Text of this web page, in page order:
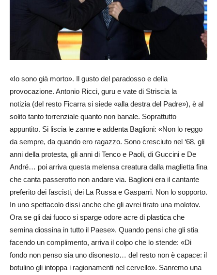
«Io sono già morto». Il gusto del paradosso e della
provocazione. Antonio Ricci, guru e vate di Striscia la
notizia (del resto Ficarra si siede «alla destra del Padre»), è al
solito tanto torrenziale quanto non banale. Soprattutto
appuntito. Si liscia le zanne e addenta Baglioni: «Non lo reggo
da sempre, da quando ero ragazzo. Sono cresciuto nel ‘68, gli
anni della protesta, gli anni di Tenco e Paoli, di Guccini e De
André… poi arriva questa melensa creatura dalla maglietta fina
che canta passerotto non andare via. Baglioni era il cantante
preferito dei fascisti, dei La Russa e Gasparri. Non lo sopporto.
In uno spettacolo dissi anche che gli avrei tirato una molotov.
Ora se gli dai fuoco si sparge odore acre di plastica che
semina diossina in tutto il Paese». Quando pensi che gli stia
facendo un complimento, arriva il colpo che lo stende: «Di
fondo non penso sia uno disonesto… del resto non è capace: il
botulino gli intoppa i ragionamenti nel cervello». Sanremo una